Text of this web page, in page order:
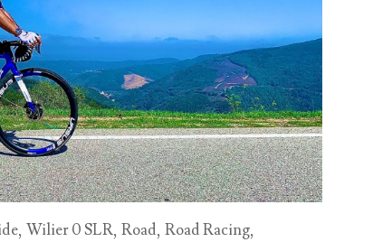
,Wilier 0 SLR,Road,Road Racing,